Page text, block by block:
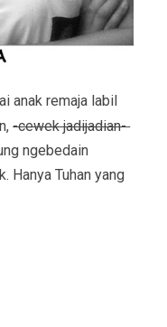
anak remaja labil
-cewek jadijadian-
ngebedain
Hanya Tuhan yang